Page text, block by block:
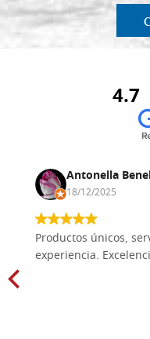
4.7
Antonella
18/12/2025
Productos únicos,
experiencia.